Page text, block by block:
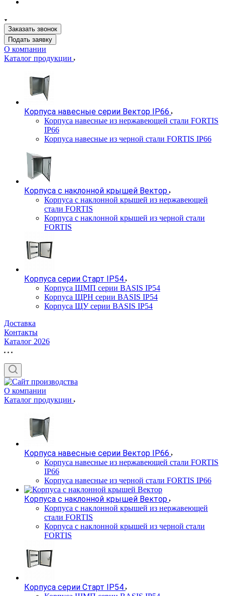
Заказать звонок
Подать заявку
О компании
Каталог продукции
Корпуса навесные серии Вектор IP66
Корпуса навесные из нержавеющей стали FORTIS
IP66
Корпуса навесные из черной стали FORTIS IP66
Корпуса с наклонной крышей Вектор
Корпуса с наклонной крышей из нержавеющей
стали FORTIS
Корпуса с наклонной крышей из черной стали
FORTIS
Корпуса серии Старт IP54
Корпуса ЩМП серии BASIS IP54
Корпуса ЩРН серии BASIS IP54
Корпуса ЩУ серии BASIS IP54
Доставка
Контакты
Каталог 2026
О компании
Каталог продукции
Корпуса навесные серии Вектор IP66
Корпуса навесные из нержавеющей стали FORTIS
IP66
Корпуса навесные из черной стали FORTIS IP66
Корпуса с наклонной крышей Вектор
Корпуса с наклонной крышей из нержавеющей
стали FORTIS
Корпуса с наклонной крышей из черной стали
FORTIS
Корпуса серии Старт IP54